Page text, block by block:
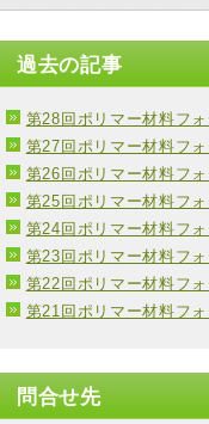
過去の記事
第28回ポリマー材料フ
第27回ポリマー材料フ
第26回ポリマー材料フ
第25回ポリマー材料フ
第24回ポリマー材料フ
第23回ポリマー材料フ
第22回ポリマー材料フ
第21回ポリマー材料フ
問合せ先